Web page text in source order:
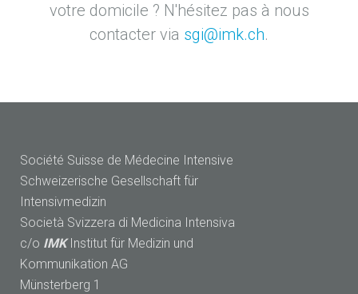
votre domicile ? N'hésitez pas à nous
contacter via sgi@imk.ch.
Société Suisse de Médecine Intensive
Schweizerische Gesellschaft für
Intensivmedizin
Società Svizzera di Medicina Intensiva
c/o IMK Institut für Medizin und
Kommunikation AG
Münsterberg 1